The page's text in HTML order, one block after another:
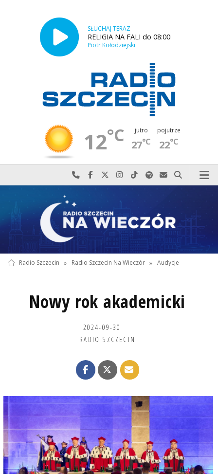
SŁUCHAJ TERAZ
RELIGIA NA FALI do 08:00
Piotr Kołodziejski
12°C jutro
27°C
pojutrze
22°C
Najlepiej po prostu do nas zadzwoń
Odwiedź nas na Facebook-u
Odwiedź nas na X
Odwiedź nas na Instagram-ie
Odwiedź nas na TikTok-u
Szukaj nas na Spotify
Wyślij do nas
Szukaj
Radio Szczecin » Radio Szczecin Na Wieczór » Audycje
Nowy rok akademicki
2024-09-30
RADIO SZCZECIN